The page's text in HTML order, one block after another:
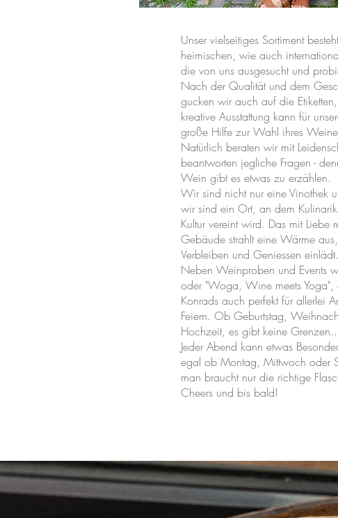
Unser vielseitiges Sortiment
heimischen, wie auch
die von uns ausgesucht und
Nach der Qualität und dem
gucken wir auch auf die
kreative Ausstattung kann für
große Hilfe zur Wahl ihres
Natürlich beraten wir mit
beantworten jegliche Fragen -
Wein gibt es etwas zu erzählen.
Wir sind nicht nur eine Vinothek
wir sind ein Ort, an dem
Kultur vereint wird. Das mit Liebe
Gebäude strahlt eine Wärme
Verbleiben und Geniessen einlädt.
Neben Weinproben und Events
oder "Woga, Wine meets Yoga",
Konrads auch perfekt für allerlei
Feiern. Ob Geburtstag,
Hochzeit, es gibt keine
Jeder Abend kann etwas
egal ob Montag, Mittwoch oder
man braucht nur die richtige
Cheers und bis bald!